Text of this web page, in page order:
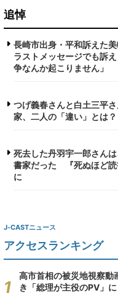
追悼
長崎市出身・平和訴えた
ラストメッセージでも訴
争なんか起こりません」
つげ義春さんと白土三平
家、二人の「違い」とは？
死去した丹羽宇一郎さん
書家だった 『死ぬほど読
に
J-CASTニュース
アクセスランキング
高市首相の被災地視察
き「総理が主役のPV」